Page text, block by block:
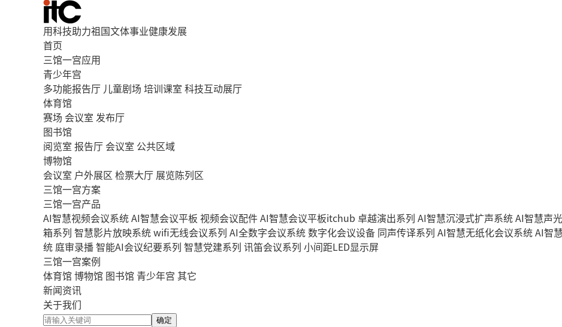
用科技助力祖国文体事业健康发展
首页
三馆一宫应用
青少年宫
多功能报告厅 儿童剧场 培训课室 科技互动展厅
体育馆
赛场 会议室 发布厅
图书馆
阅览室 报告厅 会议室 公共区域
博物馆
会议室 户外展区 检票大厅 展览陈列区
三馆一宫方案
三馆一宫产品
AI智慧视频会议系统AI智慧会议平板 视频会议配件AI智慧会议平板itchub 卓越演出系列 AI智慧沉浸式扩声系统AI智慧声
箱系列 智慧影片放映系统wifi无线会议系列 AI全数字会议系统数字化会议设备 同声传译系列 AI智慧无纸化会议系统AI智
统 庭审录播智能AI会议纪要系列 智慧党建系列 讯笛会议系列 小间距LED显示屏
三馆一宫案例
体育馆 博物馆 图书馆 青少年宫 其它
新闻资讯
关于我们
确定